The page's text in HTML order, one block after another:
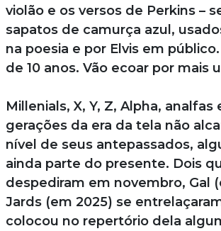
violão e os versos de Perkins –
sapatos de camurça azul,
na poesia e por Elvis em
de 10 anos. Vão ecoar por mais
Millenials, X, Y, Z, Alpha, analfas
gerações da era da tela não
nível de seus antepassados,
ainda parte do presente. Dois
despediram em novembro, Gal
Jards (em 2025) se
colocou no repertório dela